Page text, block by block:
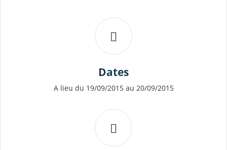
Dates
A lieu du 19/09/2015 au 20/09/2015